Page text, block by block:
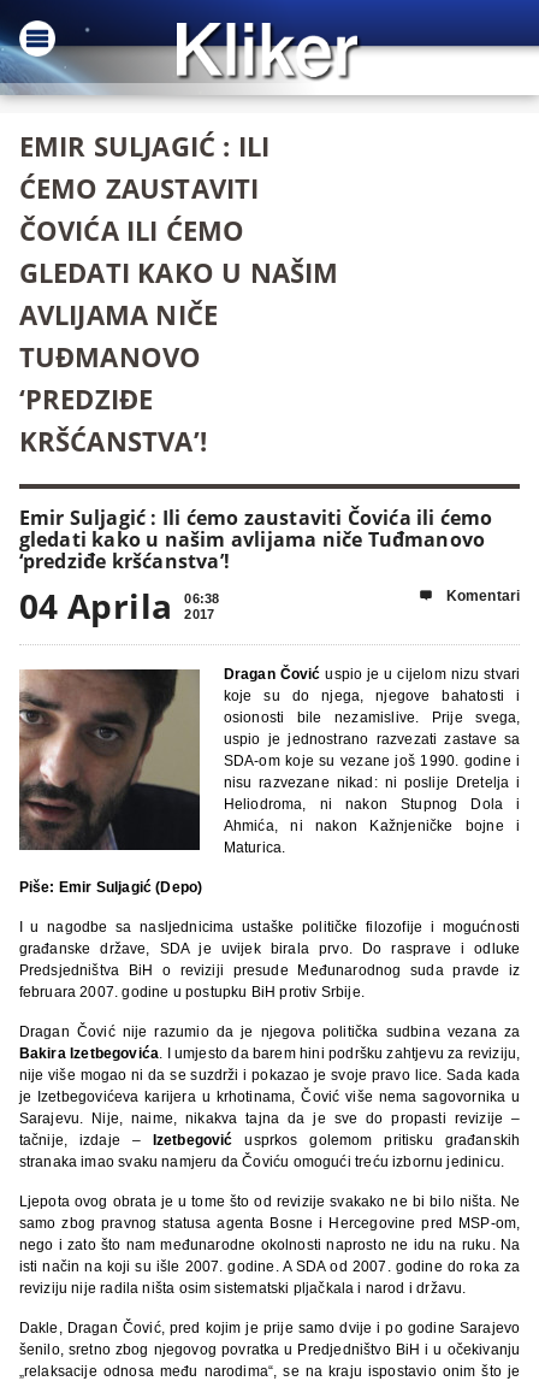
EMIR SULJAGIĆ : ILI
ĆEMO ZAUSTAVITI
ČOVIĆA ILI ĆEMO
GLEDATI KAKO U NAŠIM
AVLIJAMA NIČE
TUĐMANOVO
‘PREDZIĐE
KRŠĆANSTVA’!
Emir Suljagić : Ili ćemo zaustaviti Čovića ili ćemo
gledati kako u našim avlijama niče Tuđmanovo
‘predziđe kršćanstva’!
04 Aprila
06:38
2017
 Komentari
Dragan Čović uspio je u cijelom nizu stvari
koje su do njega, njegove bahatosti i
osionosti bile nezamislive. Prije svega,
uspio je jednostrano razvezati zastave sa
SDA-om koje su vezane još 1990. godine i
nisu razvezane nikad: ni poslije Dretelja i
Heliodroma, ni nakon Stupnog Dola i
Ahmića, ni nakon Kažnjeničke bojne i
Maturica.
Piše: Emir Suljagić (Depo)
I u nagodbe sa nasljednicima ustaške političke filozofije i mogućnosti
građanske države, SDA je uvijek birala prvo. Do rasprave i odluke
Predsjedništva BiH o reviziji presude Međunarodnog suda pravde iz
februara 2007. godine u postupku BiH protiv Srbije.
Dragan Čović nije razumio da je njegova politička sudbina vezana za
Bakira Izetbegovića . I umjesto da barem hini podršku zahtjevu za reviziju,
nije više mogao ni da se suzdrži i pokazao je svoje pravo lice. Sada kada
je Izetbegovićeva karijera u krhotinama, Čović više nema sagovornika u
Sarajevu. Nije, naime, nikakva tajna da je sve do propasti revizije –
tačnije, izdaje –Izetbegović usprkos golemom pritisku građanskih
stranaka imao svaku namjeru da Čoviću omogući treću izbornu jedinicu.
Ljepota ovog obrata je u tome što od revizije svakako ne bi bilo ništa. Ne
samo zbog pravnog statusa agenta Bosne i Hercegovine pred MSP-om,
nego i zato što nam međunarodne okolnosti naprosto ne idu na ruku. Na
isti način na koji su išle 2007. godine. A SDA od 2007. godine do roka za
reviziju nije radila ništa osim sistematski pljačkala i narod i državu.
Dakle, Dragan Čović, pred kojim je prije samo dvije i po godine Sarajevo
šenilo, sretno zbog njegovog povratka u Predjedništvo BiH i u očekivanju
„relaksacije odnosa među narodima“, se na kraju ispostavio onim što je